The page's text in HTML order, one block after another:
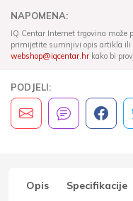
NAPOMENA:
IQ Centar Internet trgovina može
primijetite sumnjivi opis artikla
webshop@iqcentar.hrkako bi
PODJELI:
Opis Specifikacije